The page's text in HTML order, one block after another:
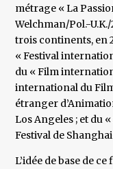
métrage « La
Welchman/Pol.-
trois continents, en
« Festival
du « Film
international du
étranger
Los Angeles ; et du
Festival de
L’idée de base de